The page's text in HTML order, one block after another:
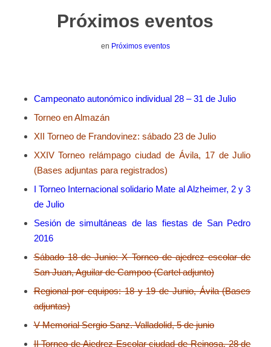
Próximos eventos
en Próximos eventos
Campeonato autonómico individual 28 – 31 de Julio
Torneo en Almazán
XII Torneo de Frandovinez: sábado 23 de Julio
XXIV Torneo relámpago ciudad de Ávila, 17 de Julio
(Bases adjuntas para registrados)
I Torneo Internacional solidario Mate al Alzheimer, 2 y 3
de Julio
Sesión de simultáneas de las fiestas de San Pedro
2016
Sábado 18 de Junio: X Torneo de ajedrez escolar de
San Juan, Aguilar de Campoo (Cartel adjunto)
Regional por equipos: 18 y 19 de Junio, Ávila (Bases
adjuntas)
V Memorial Sergio Sanz. Valladolid, 5 de junio
II Torneo de Ajedrez Escolar ciudad de Reinosa, 28 de